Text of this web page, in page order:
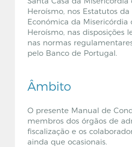
Heroísmo, nos Estatutos da
Económica da Misericórdia
Heroísmo, nas disposições
nas normas
pelo Banco de Portugal.
Âmbito
O presente Manual de
membros dos órgãos de
fiscalização e os
ainda que ocasionais.